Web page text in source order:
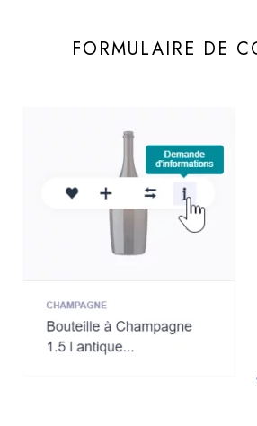
FORMULAIRE DE